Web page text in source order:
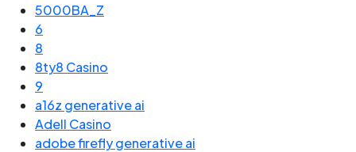
5000BA_Z
6
8
8ty8 Casino
9
a16z generative ai
Adell Casino
adobe firefly generative ai